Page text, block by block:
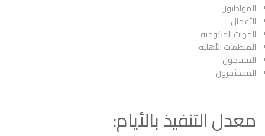
المواطنون
الأعمال
الجهات الحكومية
المنظمات الأهلية
المقيمون
المستثمرون
معدل التنفيذ بالأيام: